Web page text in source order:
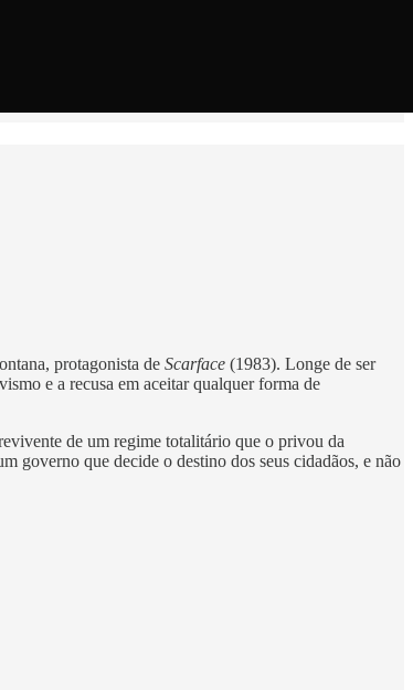
protagonista de Scarface (1983). Longe de ser
e a recusa em aceitar qualquer forma de
de um regime totalitário que o privou da
governo que decide o destino dos seus cidadãos, e não